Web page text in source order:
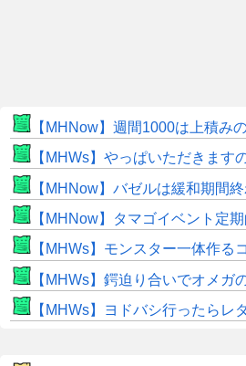
【MHNow】週間1000は上積みの
【MHWs】やっぱいただきますの大切さ語るだ
【MHNow】バゼルは緩和期間終わってるから今でも
【MHNow】タマゴイベント定期的
【MHWs】モンスター一体作るコストが大きくなって
【MHWs】鍔迫り合いでオメガの強
【MHWs】ヨドバシ行ったらレダウのキー